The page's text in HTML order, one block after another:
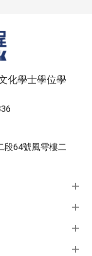
化學士學位學
段64號風雩樓二